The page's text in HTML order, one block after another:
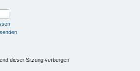
dieser Sitzung verbergen